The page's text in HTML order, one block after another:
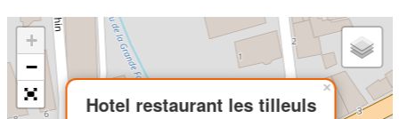
Hotel restaurant les tilleuls
×
+
−